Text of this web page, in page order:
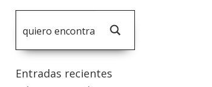
Entradas recientes